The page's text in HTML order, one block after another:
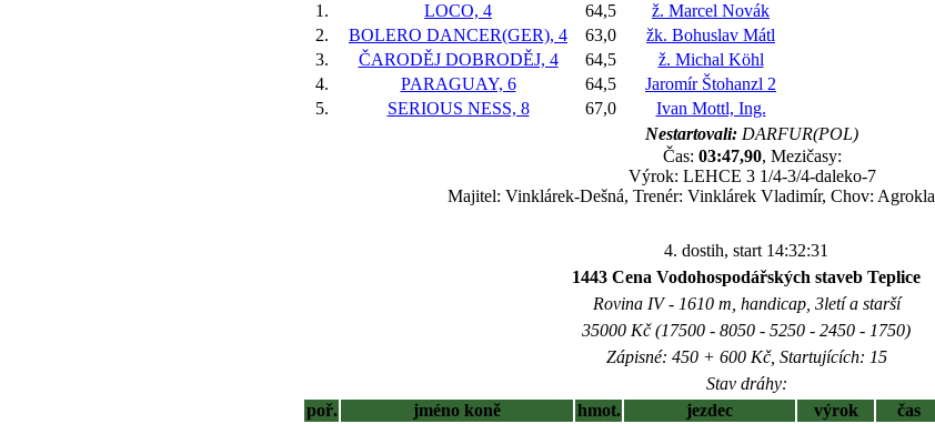
1.
LOCO, 4 64,5 ž. Marcel Novák
2.
BOLERO DANCER(GER), 4 63,0 žk. Bohuslav Mátl
3.
ČARODĚJ DOBRODĚJ, 4 64,5 ž. Michal Köhl
4.
PARAGUAY, 6 64,5 Jaromír Štohanzl 2
5.
SERIOUS NESS, 8 67,0 Ivan Mottl, Ing.
Nestartovali: DARFUR(POL)
Čas: 03:47,90, Mezičasy:
Výrok: LEHCE 3 1/4-3/4-daleko-7
Majitel: Vinklárek-Dešná, Trenér: Vinklárek Vladimír, Chov:
4. dostih, start 14:32:31
1443 Cena Vodohospodářských staveb Teplice
Rovina IV - 1610 m, handicap, 3letí a starší
35000 Kč (17500 - 8050 - 5250 - 2450 - 1750)
Zápisné: 450 + 600 Kč, Startujících: 15
Stav dráhy:
poř.
jméno koně hmot. jezdec výrok čas